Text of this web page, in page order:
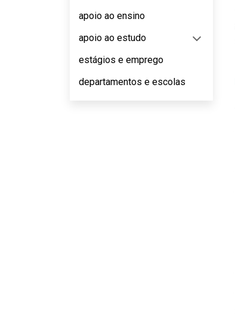
apoio ao ensino
apoio ao estudo
estágios e emprego
departamentos e escolas